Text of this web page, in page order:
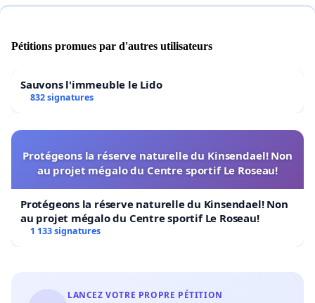
Pétitions promues par d'autres utilisateurs
Sauvons l'immeuble le Lido
832 signatures
Protégeons la réserve naturelle du Kinsendael! Non
au projet mégalo du Centre sportif Le Roseau!
Protégeons la réserve naturelle du Kinsendael! Non
au projet mégalo du Centre sportif Le Roseau!
1 133 signatures
LANCEZ VOTRE PROPRE PÉTITION